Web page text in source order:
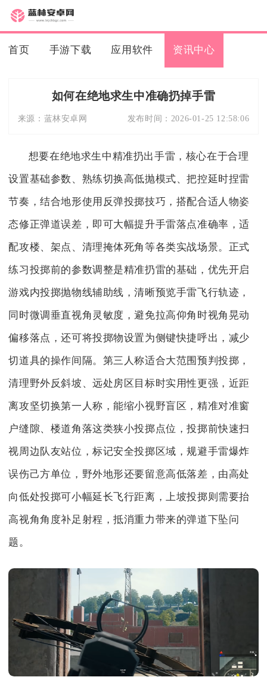
首页 手游下载 应用软件 资讯中心
如何在绝地求生中准确扔掉手雷
来源： 蓝林安卓网 发布时间： 2026-01-25 12:58:06
想要在绝地求生中精准扔出手雷，核心在于合理
设置基础参数、熟练切换高低抛模式、把控延时捏雷
节奏，结合地形使用反弹投掷技巧，搭配合适人物姿
态修正弹道误差，即可大幅提升手雷落点准确率，适
配攻楼、架点、清理掩体死角等各类实战场景。正式
练习投掷前的参数调整是精准扔雷的基础，优先开启
游戏内投掷抛物线辅助线，清晰预览手雷飞行轨迹，
同时微调垂直视角灵敏度，避免拉高仰角时视角晃动
偏移落点，还可将投掷物设置为侧键快捷呼出，减少
切道具的操作间隔。第三人称适合大范围预判投掷，
清理野外反斜坡、远处房区目标时实用性更强，近距
离攻坚切换第一人称，能缩小视野盲区，精准对准窗
户缝隙、楼道角落这类狭小投掷点位，投掷前快速扫
视周边队友站位，标记安全投掷区域，规避手雷爆炸
误伤己方单位，野外地形还要留意高低落差，由高处
向低处投掷可小幅延长飞行距离，上坡投掷则需要抬
高视角角度补足射程，抵消重力带来的弹道下坠问
题。